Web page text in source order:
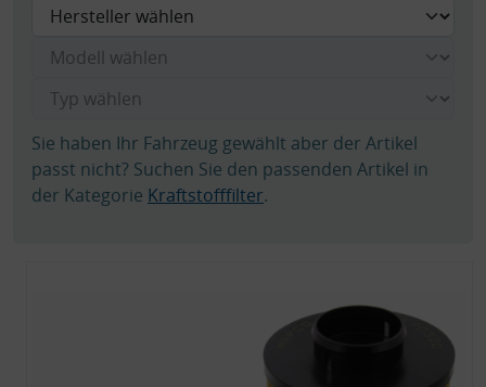
Sie haben Ihr Fahrzeug gewählt aber der Artikel
passt nicht? Suchen Sie den passenden Artikel in
der Kategorie Kraftstofffilter.